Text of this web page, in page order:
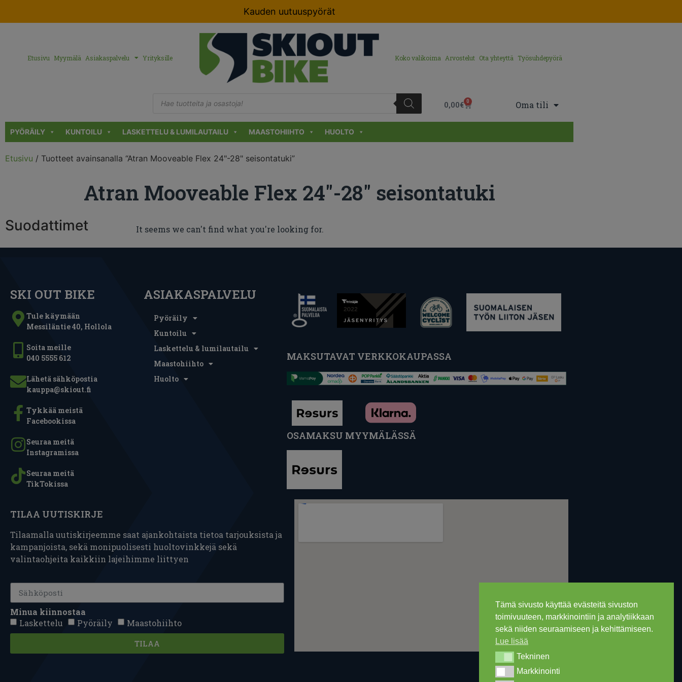
Tämä sivusto käyttää evästeitä sivuston
toimivuuteen, markkinointiin ja analytiikkaan
sekä niiden seuraamiseen ja kehittämiseen.
Lue lisää
TekninenTekninen
MarkkinointiMarkkinointi
Kauden uutuuspyörät
Etusivu Myymälä Asiakaspalvelu Yrityksille Koko valikoima Arvostelut Ota yhteyttä Työsuhdepyörä
0,00€ 0 Oma tili
PYÖRÄILY KUNTOILU LASKETTELU & LUMILAUTAILU MAASTOHIIHTO HUOLTO
Etusivu / Tuotteet avainsanalla “Atran Mooveable Flex 24"-28" seisontatuki”
Atran Mooveable Flex 24"-28" seisontatuki
Suodattimet It seems we can't find what you're looking for.
SKI OUT BIKE
Tule käymään
Messiläntie 40, Hollola
Soita meille
040 5555 612
Lähetä sähköpostia
kauppa@skiout.fi
Tykkää meistä
Facebookissa
Seuraa meitä
Instagramissa
Seuraa meitä
TikTokissa
ASIAKASPALVELU
Pyöräily
Kuntoilu
Laskettelu & lumilautailu
Maastohiihto
Huolto
MAKSUTAVAT VERKKOKAUPASSA
OSAMAKSU MYYMÄLÄSSÄ
TILAA UUTISKIRJE
Tilaamalla uutiskirjeemme saat ajankohtaista tietoa tarjouksista ja
kampanjoista, sekä monipuolisesti huoltovinkkejä sekä
valintaohjeita kaikkiin lajeihimme liittyen
Minua kiinnostaa
Laskettelu
Pyöräily Maastohiihto
TILAA